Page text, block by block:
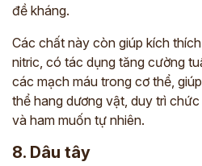
đề kháng.
Các chất này còn giúp kích
nitric, có tác dụng tăng cường
các mạch máu trong cơ thể,
thể hang dương vật, duy trì
và ham muốn tự nhiên.
8. Dâu tây